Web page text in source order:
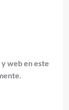
web en este